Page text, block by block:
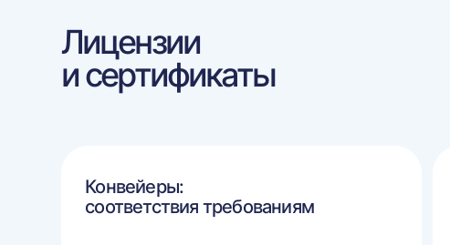
Лицензии
и сертификаты
Конвейеры:
соответствия требованиям